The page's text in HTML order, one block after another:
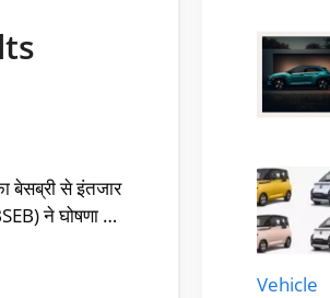
से इंतजार
ने घोषणा …
Vehicle